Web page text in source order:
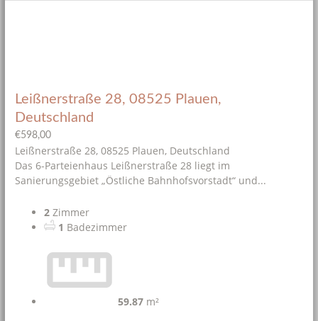
Leißnerstraße 28, 08525 Plauen,
Deutschland
€598,00
Leißnerstraße 28, 08525 Plauen, Deutschland
Das 6-Parteienhaus Leißnerstraße 28 liegt im
Sanierungsgebiet „Östliche Bahnhofsvorstadt“ und...
2 Zimmer
1 Badezimmer
59.87 m²